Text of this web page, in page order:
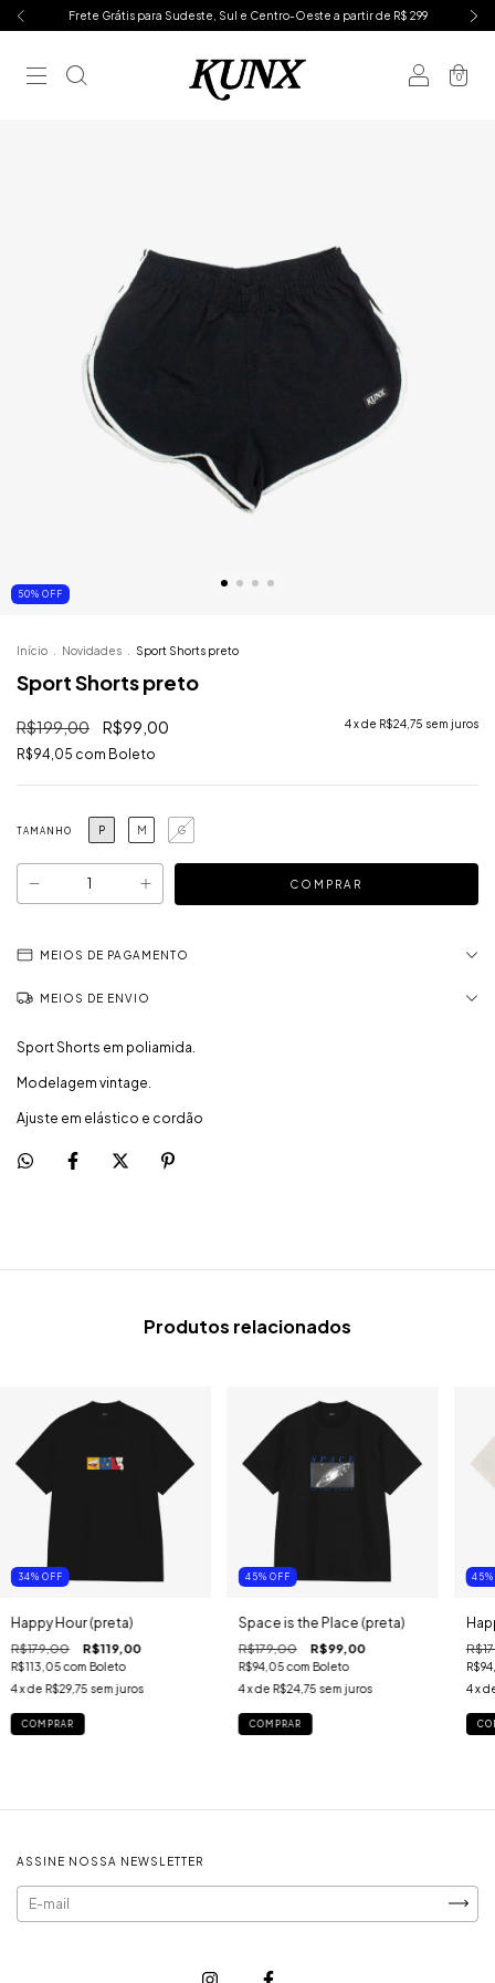
Frete Grátis para Sudeste, Sul e Centro-Oeste a partir de R$ 299
0
50% OFF
Início Novidades Sport Shorts preto
Sport Shorts preto
R$199,00 R$99,00 4x de R$24,75 sem juros
R$94,05 com Boleto
TAMANHO P M G
MEIOS DE PAGAMENTO
MEIOS DE ENVIO
Sport Shorts em poliamida.
Modelagem vintage.
Ajuste em elástico e cordão
Produtos relacionados
34% OFF
Happy Hour (preta)
R$179,00 R$119,00
R$113,05com Boleto
4x de R$29,75 sem juros
COMPRAR
45% OFF
Space is the Place (preta)
R$179,00 R$99,00
R$94,05com Boleto
4x de R$24,75 sem juros
COMPRAR
45
4 x
ASSINE NOSSA NEWSLETTER